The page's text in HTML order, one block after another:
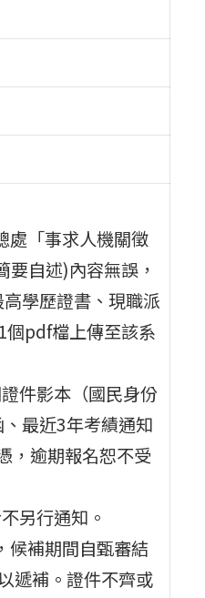
處「事求人機關徵
自述)內容無誤，
學歷證書、現職派
個pdf檔上傳至該系
件影本（國民身份
最近3年考績通知
，逾期報名恕不受
另行通知。
候補期間自甄審結
遞補。證件不齊或